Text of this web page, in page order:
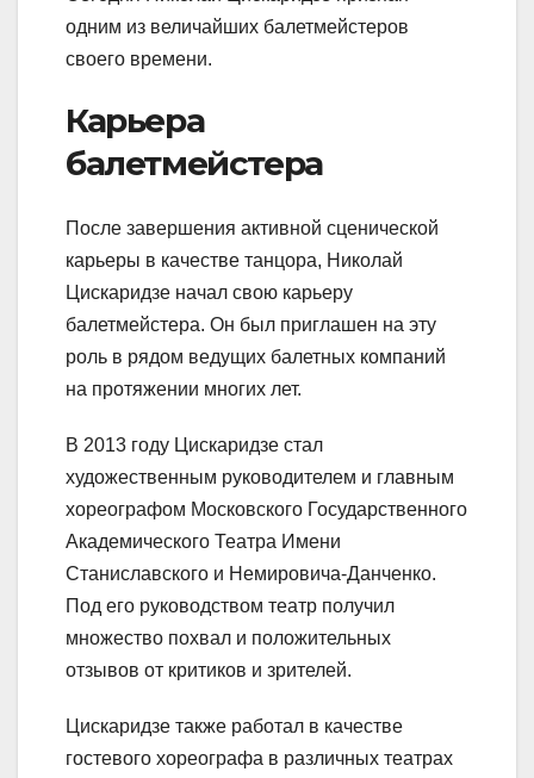
одним из величайших балетмейстеров
своего времени.
Карьера
балетмейстера
После завершения активной сценической
карьеры в качестве танцора, Николай
Цискаридзе начал свою карьеру
балетмейстера. Он был приглашен на эту
роль в рядом ведущих балетных компаний
на протяжении многих лет.
В 2013 году Цискаридзе стал
художественным руководителем и главным
хореографом Московского Государственного
Академического Театра Имени
Станиславского и Немировича-Данченко.
Под его руководством театр получил
множество похвал и положительных
отзывов от критиков и зрителей.
Цискаридзе также работал в качестве
гостевого хореографа в различных театрах